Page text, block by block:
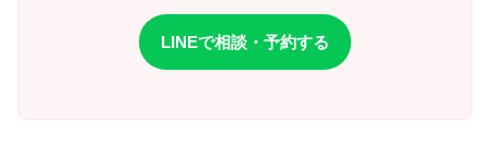
LINEで相談・予約する